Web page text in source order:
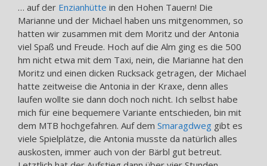
… auf der Enzianhütte in den Hohen Tauern! Die
Marianne und der Michael haben uns mitgenommen, so
hatten wir zusammen mit dem Moritz und der Antonia
viel Spaß und Freude. Hoch auf die Alm ging es die 500
hm nicht etwa mit dem Taxi, nein, die Marianne hat den
Moritz und einen dicken Rucksack getragen, der Michael
hatte zeitweise die Antonia in der Kraxe, denn alles
laufen wollte sie dann doch noch nicht. Ich selbst habe
mich für eine bequemere Variante entschieden, bin mit
dem MTB hochgefahren. Auf dem Smaragdweg gibt es
viele Spielplätze, die Antonia musste da natürlich alles
auskosten, immer auch von der Bärbl gut betreut.